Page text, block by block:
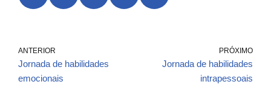
ANTERIOR
Jornada de habilidades
emocionais
PRÓXIMO
Jornada de habilidades
intrapessoais